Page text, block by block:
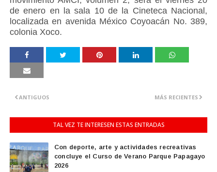
de enero en la sala 10 de la Cineteca Nacional,
localizada en avenida México Coyoacán No. 389,
colonia Xoco.
MÁS RECIENTES
ANTIGUOS
TAL VEZ TE INTERESEN ESTAS ENTRADAS
Con deporte, arte y actividades recreativas
concluye el Curso de Verano Parque Papagayo
2026